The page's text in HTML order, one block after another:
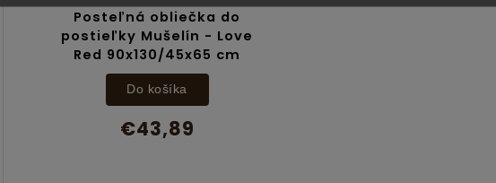
Posteľná obliečka do
postieľky Mušelín - Love
Red 90x130/45x65 cm
€43,89
Do košíka